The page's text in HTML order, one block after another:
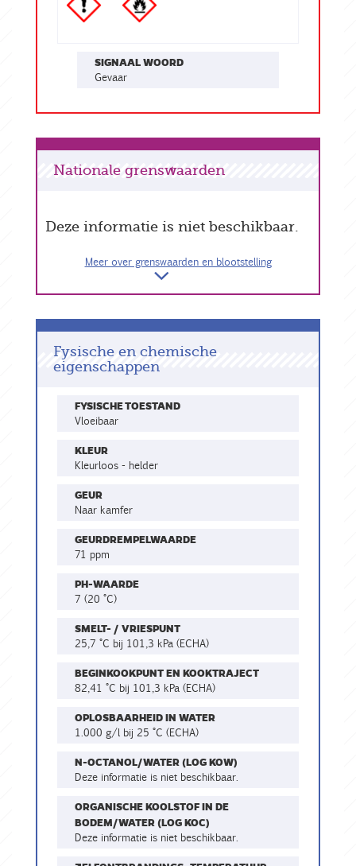
SIGNAAL WOORD
gevaar
Nationale grenswaarden
Deze informatie is niet beschikbaar.
Meer over grenswaarden en blootstelling
Fysische en chemische
eigenschappen
FYSISCHE TOESTAND
vloeibaar
KLEUR
kleurloos - helder
GEUR
naar kamfer
GEURDREMPELWAARDE
71 ppm
PH-WAARDE
7 (20 °C)
SMELT- / VRIESPUNT
25,7 °C bij 101,3 kPa (ECHA)
BEGINKOOKPUNT EN KOOKTRAJECT
82,41 °C bij 101,3 kPa (ECHA)
OPLOSBAARHEID IN WATER
1.000 g/l bij 25 °C (ECHA)
N-OCTANOL/WATER (LOG KOW)
Deze informatie is niet beschikbaar.
ORGANISCHE KOOLSTOF IN DE
BODEM/WATER (LOG KOC)
Deze informatie is niet beschikbaar.